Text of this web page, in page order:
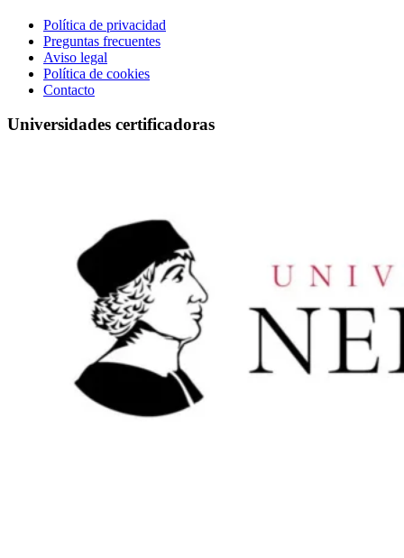
Política de privacidad
Preguntas frecuentes
Aviso legal
Política de cookies
Contacto
Universidades certificadoras